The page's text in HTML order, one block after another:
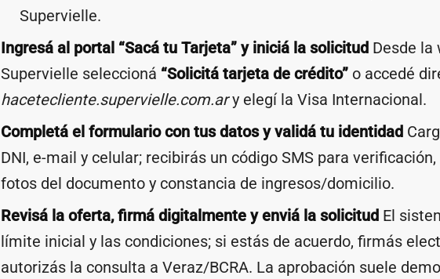
Supervielle.
Ingresá al portal “Sacá tu Tarjeta” y iniciá la solicitud Desde la
Supervielle seleccioná “Solicitá tarjeta de crédito” o accedé
hacetecliente.supervielle.com.ary elegí la Visa Internacional.
Completá el formulario con tus datos y validá tu identidad
DNI, e-mail y celular; recibirás un código SMS para
fotos del documento y constancia de ingresos/domicilio.
Revisá la oferta, firmá digitalmente y enviá la solicitud El
límite inicial y las condiciones; si estás de acuerdo, firmás
autorizás la consulta a Veraz/BCRA. La aprobación suele